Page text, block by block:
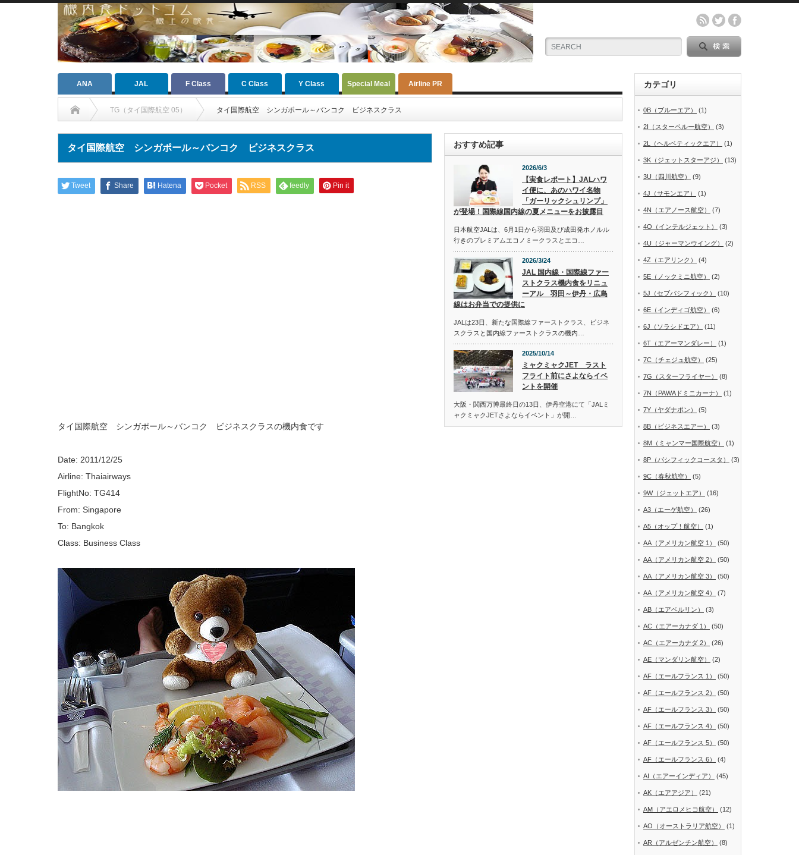
ANA JAL F Class C Class Y Class Special Meal Airline PR
TG（タイ国際航空 05） タイ国際航空 シンガポール～バンコク ビジネスクラス
タイ国際航空 シンガポール～バンコク ビジネスクラス
Tweet Share Hatena Pocket RSS feedly Pin it
タイ国際航空 シンガポール～バンコク ビジネスクラスの機内食です
Date: 2011/12/25
Airline: Thaiairways
FlightNo: TG414
From: Singapore
To: Bangkok
Class: Business Class
おすすめ記事
2026/6/3
【実食レポート】JALハワ
イ便に、あのハワイ名物
「ガーリックシュリンプ」
が登場！国際線国内線の夏メニューをお披露目
日本航空JALは、6月1日から羽田及び成田発ホノルル
行きのプレミアムエコノミークラスとエコ…
2026/3/24
JAL 国内線・国際線ファー
ストクラス機内食をリニュ
ーアル 羽田～伊丹・広島
線はお弁当での提供に
JALは23日、新たな国際線ファーストクラス、ビジネ
スクラスと国内線ファーストクラスの機内…
2025/10/14
ミャクミャクJET ラスト
フライト前にさよならイベ
ントを開催
大阪・関西万博最終日の13日、伊丹空港にて「JALミ
ャクミャクJETさよならイベント」が開…
カテゴリ
0B（ブルーエア） (1)
2I（スターペルー航空） (3)
2L（ヘルベティックエア） (1)
3K（ジェットスターアジ） (13)
3U（四川航空） (9)
4J（サモンエア） (1)
4N（エアノース航空） (7)
4O（インテルジェット） (3)
4U（ジャーマンウイング） (2)
4Z（エアリンク） (4)
5E（ノックミニ航空） (2)
5J（セブパシフィック） (10)
6E（インディゴ航空） (6)
6J（ソラシドエア） (11)
6T（エアーマンダレー） (1)
7C（チェジュ航空） (25)
7G（スターフライヤー） (8)
7N（PAWAドミニカーナ） (1)
7Y（ヤダナポン） (5)
8B（ビジネスエアー） (3)
8M（ミャンマー国際航空） (1)
8P（パシフィックコースタ） (3)
9C（春秋航空） (5)
9W（ジェットエア） (16)
A3（エーゲ航空） (26)
A5（オップ！航空） (1)
AA（アメリカン航空 1） (50)
AA（アメリカン航空 2） (50)
AA（アメリカン航空 3） (50)
AA（アメリカン航空 4） (7)
AB（エアベルリン） (3)
AC（エアーカナダ 1） (50)
AC（エアーカナダ 2） (26)
AE（マンダリン航空） (2)
AF（エールフランス 1） (50)
AF（エールフランス 2） (50)
AF（エールフランス 3） (50)
AF（エールフランス 4） (50)
AF（エールフランス 5） (50)
AF（エールフランス 6） (4)
AI（エアーインディア） (45)
AK（エアアジア） (21)
AM（アエロメヒコ航空） (12)
AO（オーストラリア航空） (1)
AR（アルゼンチン航空） (8)